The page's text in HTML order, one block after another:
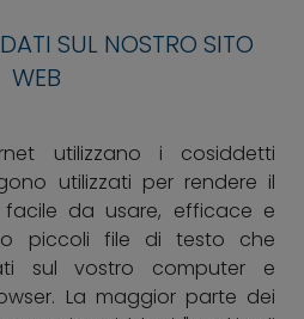
SUL NOSTRO SITO
WEB
utilizzano i cosiddetti
utilizzati per rendere il
da usare, efficace e
piccoli file di testo che
sul vostro computer e
La maggior parte dei